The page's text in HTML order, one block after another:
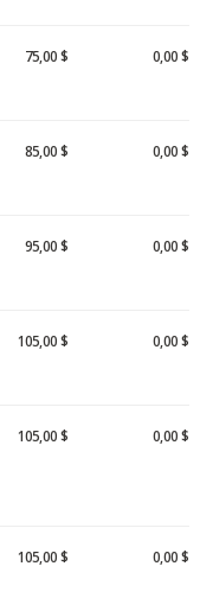
75,00 $ 0,00 $
85,00 $ 0,00 $
95,00 $ 0,00 $
105,00 $ 0,00 $
105,00 $ 0,00 $
105,00 $ 0,00 $